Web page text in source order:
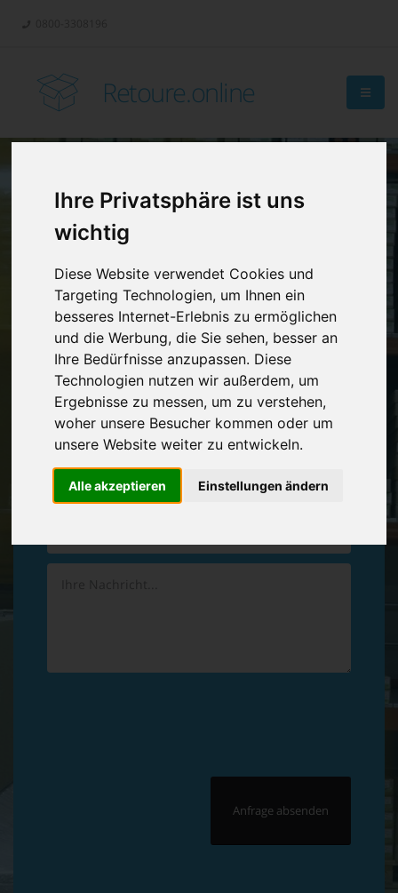
Ihre Privatsphäre ist uns
wichtig
Diese Website verwendet Cookies und
Targeting Technologien, um Ihnen ein
besseres Internet-Erlebnis zu ermöglichen
und die Werbung, die Sie sehen, besser an
Ihre Bedürfnisse anzupassen. Diese
Technologien nutzen wir außerdem, um
Ergebnisse zu messen, um zu verstehen,
woher unsere Besucher kommen oder um
unsere Website weiter zu entwickeln.
Alle akzeptieren Einstellungen ändern
Retoure.online
Retouren-
Management?
Vereinbaren Sie einenRückruf
Hinterlassen Sie uns gern eine persönliche Nachricht.